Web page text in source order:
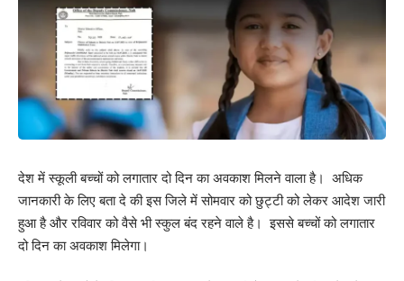
देश में स्कूली बच्चों को लगातार दो दिन का अवकाश मिलने वाला है। अधिक
जानकारी के लिए बता दे की इस जिले में सोमवार को छुट्टी को लेकर आदेश जारी
हुआ है और रविवार को वैसे भी स्कुल बंद रहने वाले है। इससे बच्चों को लगातार
दो दिन का अवकाश मिलेगा।